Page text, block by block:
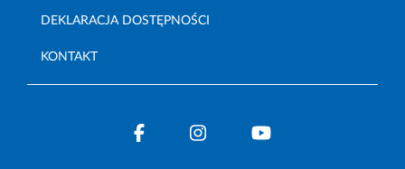
DEKLARACJA DOSTĘPNOŚCI
KONTAKT